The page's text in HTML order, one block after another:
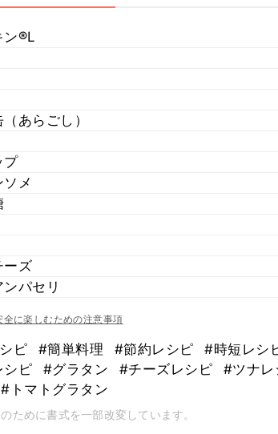
ン®︎L
（あらごし）
プ
メ
ーズ
パセリ
全に楽しむための注意事項
ピ #簡単料理 #節約レシピ #時短レシ
シピ
#グラタン #チーズレシピ #ツナレ
#トマトグラタン
ために書式を一部改変しています。